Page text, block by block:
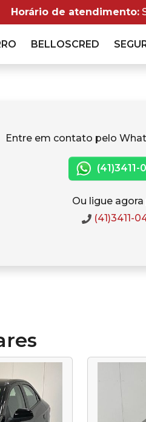
Horário de atendimento:
BELLOSCRED
Entre em contato pelo
(41)3411-
Ou ligue agora
(41)3411-